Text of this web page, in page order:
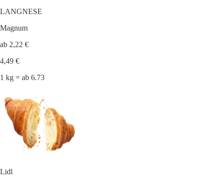
LANGNESE
Magnum
ab 2,22 €
4,49 €
1 kg = ab 6.73
Lidl